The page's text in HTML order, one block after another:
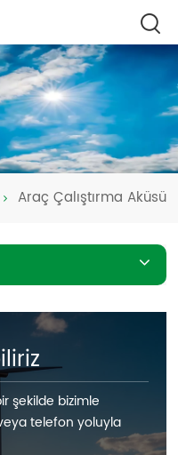
Araç Çalıştırma Aküsü
şekilde bizimle
telefon yoluyla